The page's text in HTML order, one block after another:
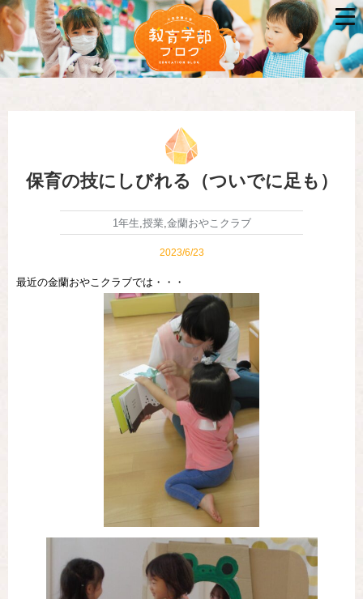
保育の技にしびれる（ついでに足も）
2023/6/23
1年生 授業 金蘭おやこクラブ
最近の金蘭おやこクラブでは・・・